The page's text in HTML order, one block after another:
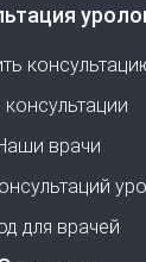
консультации
врачи
для врачей